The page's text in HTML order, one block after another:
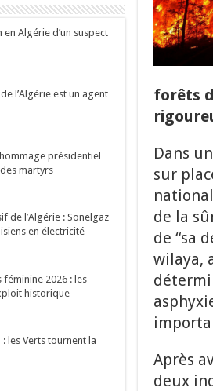
forêts
Dans
sur
de la
de “sa
wilaya,
Après
deux
Algérie d’un suspect
l’Algérie est un agent
hommage présidentiel
martyrs
de l’Algérie : Sonelgaz
en électricité
féminine 2026 : les
historique
les Verts tournent la